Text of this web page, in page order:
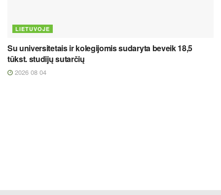
LIETUVOJE
Su universitetais ir kolegijomis sudaryta beveik 18,5
tūkst. studijų sutarčių
2026 08 04